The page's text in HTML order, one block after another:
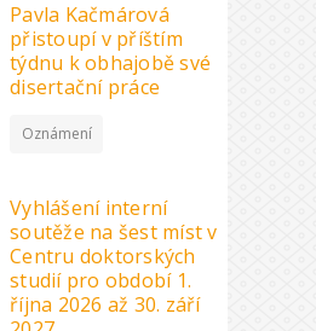
Pavla Kačmárová
přistoupí v příštím
týdnu k obhajobě své
disertační práce
Oznámení
Vyhlášení interní
soutěže na šest míst v
Centru doktorských
studií pro období 1.
října 2026 až 30. září